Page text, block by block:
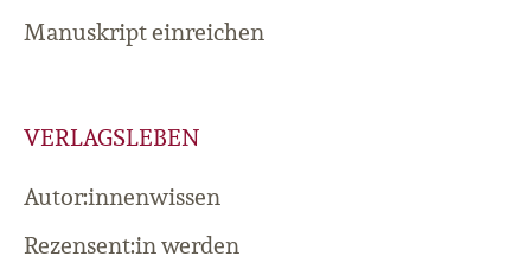
Manuskript einreichen
VERLAGSLEBEN
Autor:innenwissen
Rezensent:in werden